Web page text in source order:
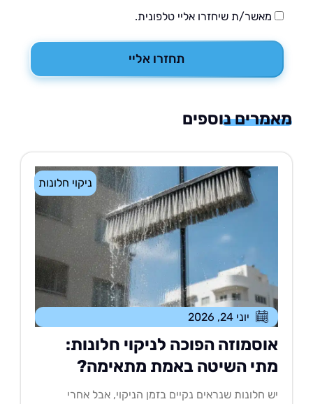
מאשר/ת שיחזרו אליי טלפונית.
תחזרו אליי
נוספים
ניקוי חלונות
יוני 24, 2026
הפוכה לניקוי חלונות:
השיטה באמת מתאימה?
חלונות שנראים נקיים בזמן הניקוי, אבל אחרי